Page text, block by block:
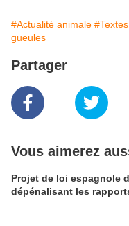
#Actualité animale
gueules
Partager
Vous aimerez
Projet de loi espagnole
dépénalisant les